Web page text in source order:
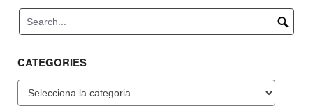
CATEGORIES